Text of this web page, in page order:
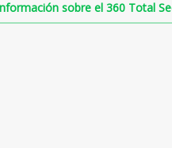
sobre el 360 Total